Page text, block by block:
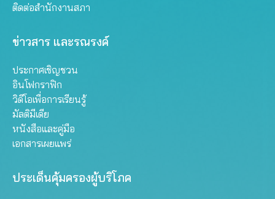
ติดต่อสำนักงานสภา
ข่าวสาร และรณรงค์
ประกาศเชิญชวน
อินโฟกราฟิก
วิดีโอเพื่อการเรียนรู้
มัลติมีเดีย
หนังสือและคู่มือ
เอกสารเผยแพร่
ประเด็นคุ้มครองผู้บริโภค